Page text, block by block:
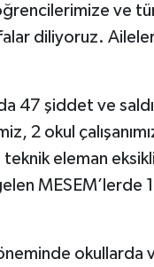
ve
diliyoruz.
47 şiddet ve
2 okul
eleman
MESEM’lerde
okullarda